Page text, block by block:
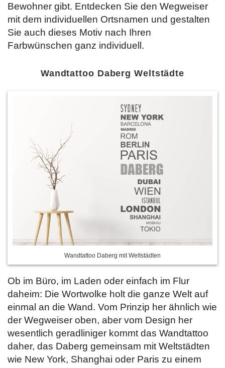
Bewohner gibt. Entdecken Sie den Wegweiser
mit dem individuellen Ortsnamen und gestalten
Sie auch dieses Motiv nach Ihren
Farbwünschen ganz individuell.
Wandtattoo Daberg Weltstädte
Wandtattoo Daberg mit Weltstädten
Ob im Büro, im Laden oder einfach im Flur
daheim: Die Wortwolke holt die ganze Welt auf
einmal an die Wand. Vom Prinzip her ähnlich wie
der Wegweiser oben, aber vom Design her
wesentlich geradliniger kommt das Wandtattoo
daher, das Daberg gemeinsam mit Weltstädten
wie New York, Shanghai oder Paris zu einem